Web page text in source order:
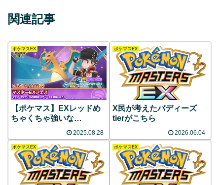
関連記事
ポケマスEX
【ポケマス】EXレッドめ
ちゃくちゃ強いな…
2025.08.28
ポケマスEX
X民が考えたバディーズ
tierがこちら
2026.06.04
ポケマスEX ポケマスEX